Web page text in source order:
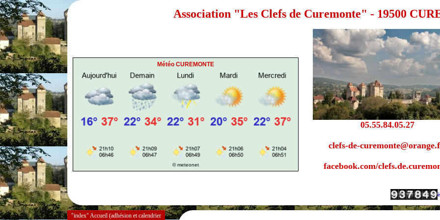
Association "Les Clefs de Curemonte" - 19500
Météo CUREMONTE
© meteonet
05.55.84.05.27
clefs-de-
facebook.com/
"index" Accueil (adhésion et calendrier